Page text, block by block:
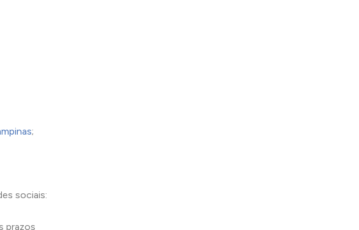
;
sociais:
prazos